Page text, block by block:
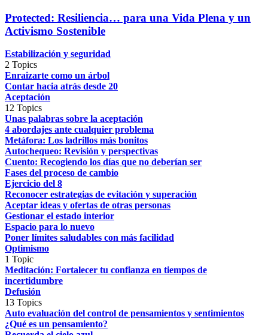
Protected: Resiliencia… para una Vida Plena y un
Activismo Sostenible
Estabilización y seguridad
2 Topics
Enraizarte como un árbol
Contar hacia atrás desde 20
Aceptación
12 Topics
Unas palabras sobre la aceptación
4 abordajes ante cualquier problema
Metáfora: Los ladrillos más bonitos
Autochequeo: Revisión y perspectivas
Cuento: Recogiendo los días que no deberían ser
Fases del proceso de cambio
Ejercicio del 8
Reconocer estrategias de evitación y superación
Aceptar ideas y ofertas de otras personas
Gestionar el estado interior
Espacio para lo nuevo
Poner límites saludables con más facilidad
Optimismo
1 Topic
Meditación: Fortalecer tu confianza en tiempos de
incertidumbre
Defusión
13 Topics
Auto evaluación del control de pensamientos y sentimientos
¿Qué es un pensamiento?